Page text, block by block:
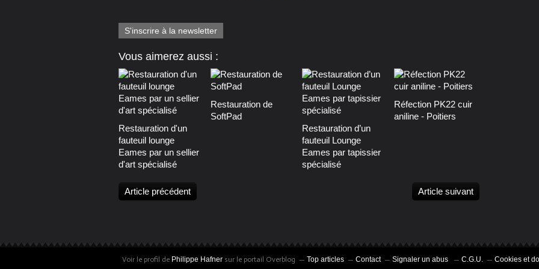
S'inscrire à la newsletter
Vous aimerez aussi :
Restauration d'un
fauteuil lounge
Eames par un sellier
d'art spécialisé
Restauration de
SoftPad
Restauration d’un
fauteuil Lounge
Eames par tapissier
spécialisé
Réfection PK22 cuir
aniline - Poitiers
Article précédent Article suivant
Voir le profil de Philippe Hafner sur le portail Overblog Top articles Contact Signaler un abus C.G.U. Cookies et